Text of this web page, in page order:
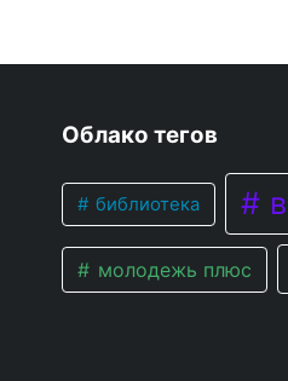
Облако тегов
библиотека
молодежь плюс